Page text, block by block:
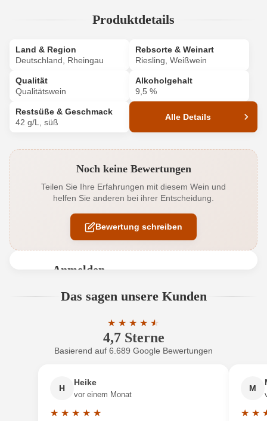
Produktdetails
Land & Region
Deutschland, Rheingau
Rebsorte & Weinart
Riesling, Weißwein
Qualität
Qualitätswein
Alkoholgehalt
9,5 %
Restsüße & Geschmack
42 g/L, süß
Alle Details
Alkoholgehalt in % 9,5 %
Allergene Enthält Sulfite
Ausbau Edelstahltank
Bio-Kontrollstelle Shop
Süß
Noch keine Bewertungen
Teilen Sie Ihre Erfahrungen mit diesem Wein und
helfen Sie anderen bei ihrer Entscheidung.
Bewertung schreiben
Anmelden
Benutzern abgegeben werden. Bitte loggen Sie sich
Neuer Kunde? Neuer Kunde?
Ihre E-Mail-Adresse
Das sagen unsere Kunden
4,7 Sterne
★ ★ ★ ★ ★
★
Durchschnittliche Bewertung von 4.7
Basierend auf 6.689 Google Bewertungen
H
Heike
vor einem Monat
★ ★ ★ ★ ★
M
★ ★